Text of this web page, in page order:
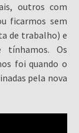
outros com
ficarmos sem
de trabalho) e
tínhamos. Os
foi quando o
pela nova